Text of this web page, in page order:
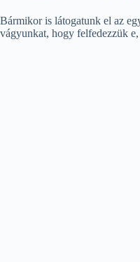
Bármikor is látogatunk el az
vágyunkat, hogy felfedezzük